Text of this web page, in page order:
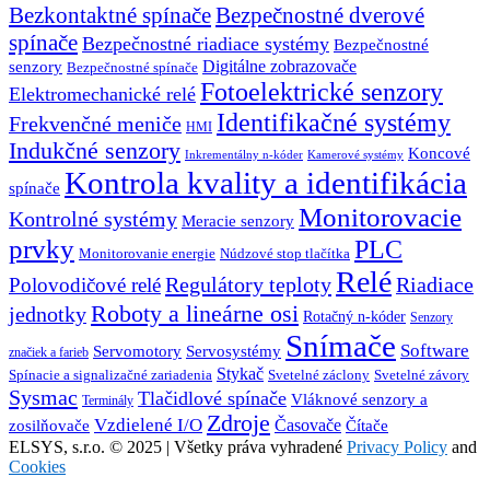
Bezkontaktné spínačeBezpečnostné dverové
spínače Bezpečnostné riadiace systémy Bezpečnostné
senzory Bezpečnostné spínače Digitálne zobrazovače
Elektromechanické relé Fotoelektrické senzory
Frekvenčné meniče HMI Identifikačné systémy
Indukčné senzory Inkrementálny n-kóder Kamerové systémy Koncové
spínače Kontrola kvality a identifikácia
Kontrolné systémy Meracie senzory Monitorovacie
prvky Monitorovanie energie Núdzové stop tlačítka PLC
Polovodičové reléRegulátory teplotyReléRiadiace
jednotkyRoboty a lineárne osi Rotačný n-kóder Senzory
značiek a farieb Servomotory Servosystémy Snímače Software
Spínacie a signalizačné zariadenia Stykač Svetelné záclony Svetelné závory
Sysmac Terminály Tlačidlové spínače Vláknové senzory a
zosilňovače Vzdielené I/O Zdroje Časovače Čítače
ELSYS, s.r.o. © 2025 | Všetky práva vyhradené Privacy Policy and
Cookies